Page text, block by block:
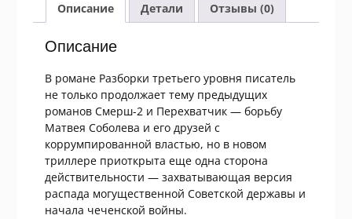
Описание Детали Отзывы (0)
Описание
В романе Разборки третьего уровня писатель
не только продолжает тему предыдущих
романов Смерш-2 и Перехватчик — борьбу
Матвея Соболева и его друзей с
коррумпированной властью, но в новом
триллере приоткрыта еще одна сторона
действительности — захватывающая версия
распада могущественной Советской державы и
начала чеченской войны.